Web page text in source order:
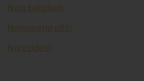
Narx belgilash
Nomonetar oltin
Norezident